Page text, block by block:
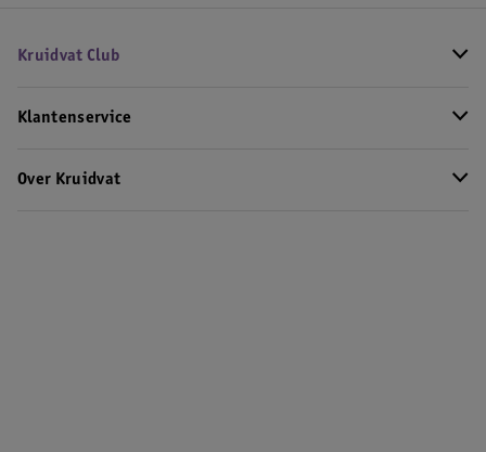
Kruidvat Club
Klantenservice
Over Kruidvat